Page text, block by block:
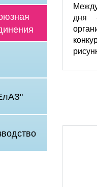
дня